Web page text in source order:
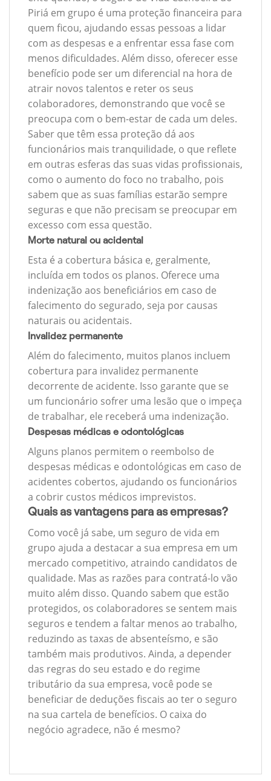
Piriá em grupo é uma proteção financeira para
quem ficou, ajudando essas pessoas a lidar
com as despesas e a enfrentar essa fase com
menos dificuldades. Além disso, oferecer esse
benefício pode ser um diferencial na hora de
atrair novos talentos e reter os seus
colaboradores, demonstrando que você se
preocupa com o bem-estar de cada um deles.
Saber que têm essa proteção dá aos
funcionários mais tranquilidade, o que reflete
em outras esferas das suas vidas profissionais,
como o aumento do foco no trabalho, pois
sabem que as suas famílias estarão sempre
seguras e que não precisam se preocupar em
excesso com essa questão.
Morte natural ou acidental
Esta é a cobertura básica e, geralmente,
incluída em todos os planos. Oferece uma
indenização aos beneficiários em caso de
falecimento do segurado, seja por causas
naturais ou acidentais.
Invalidez permanente
Além do falecimento, muitos planos incluem
cobertura para invalidez permanente
decorrente de acidente. Isso garante que se
um funcionário sofrer uma lesão que o impeça
de trabalhar, ele receberá uma indenização.
Despesas médicas e odontológicas
Alguns planos permitem o reembolso de
despesas médicas e odontológicas em caso de
acidentes cobertos, ajudando os funcionários
a cobrir custos médicos imprevistos.
Quais as vantagens para as empresas?
Como você já sabe, um seguro de vida em
grupo ajuda a destacar a sua empresa em um
mercado competitivo, atraindo candidatos de
qualidade. Mas as razões para contratá-lo vão
muito além disso. Quando sabem que estão
protegidos, os colaboradores se sentem mais
seguros e tendem a faltar menos ao trabalho,
reduzindo as taxas de absenteísmo, e são
também mais produtivos. Ainda, a depender
das regras do seu estado e do regime
tributário da sua empresa, você pode se
beneficiar de deduções fiscais ao ter o seguro
na sua cartela de benefícios. O caixa do
negócio agradece, não é mesmo?